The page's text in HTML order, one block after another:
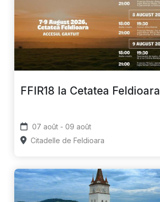
FFIR18 la Cetatea Feldioara
07 août - 09 août
Citadelle de Feldioara